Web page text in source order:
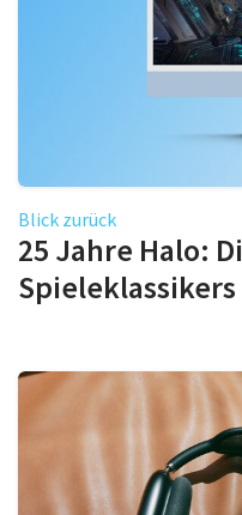
Blick zurück
25 Jahre Halo:
Spieleklassikers